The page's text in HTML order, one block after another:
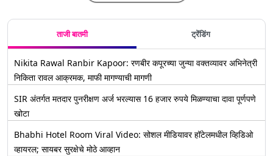
ताजी बातमी ट्रेंडिंग
Nikita Rawal Ranbir Kapoor: रणबीर कपूरच्या जुन्या वक्तव्यावर अभिनेत्री
निकिता रावल आक्रमक, माफी मागण्याची मागणी
SIR अंतर्गत मतदार पुनरीक्षण अर्ज भरल्यास 16 हजार रुपये मिळण्याचा दावा पूर्णपणे
खोटा
Bhabhi Hotel Room Viral Video: सोशल मीडियावर हॉटेलमधील व्हिडिओ
व्हायरल; सायबर सुरक्षेचे मोठे आव्हान